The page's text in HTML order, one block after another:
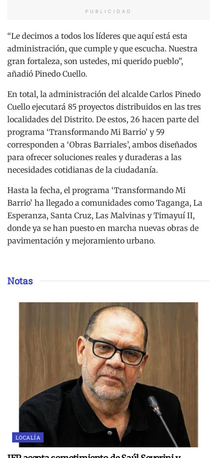
PUBLICIDAD
“Le decimos a todos los líderes que aquí está esta
administración, que cumple y que escucha. Nuestra
gran fortaleza, son ustedes, mi querido pueblo”,
añadió Pinedo Cuello.
En total, la administración del alcalde Carlos Pinedo
Cuello ejecutará 85 proyectos distribuidos en las tres
localidades del Distrito. De estos, 26 hacen parte del
programa ‘Transformando Mi Barrio’ y 59
corresponden a ‘Obras Barriales’, ambos diseñados
para ofrecer soluciones reales y duraderas a las
necesidades cotidianas de la ciudadanía.
Hasta la fecha, el programa ‘Transformando Mi
Barrio’ ha llegado a comunidades como Taganga, La
Esperanza, Santa Cruz, Las Malvinas y Timayuí II,
donde ya se han puesto en marcha nuevas obras de
pavimentación y mejoramiento urbano.
Notas
LOCALÍA